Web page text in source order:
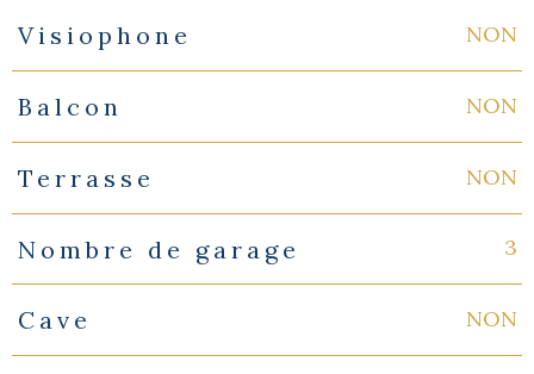
Visiophone NON
Balcon NON
Terrasse NON
Nombre de garage 3
Cave NON